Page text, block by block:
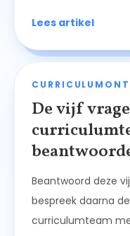
Lees artikel
De vijf
Beantwoord deze
bespreek daarna
curriculumteam